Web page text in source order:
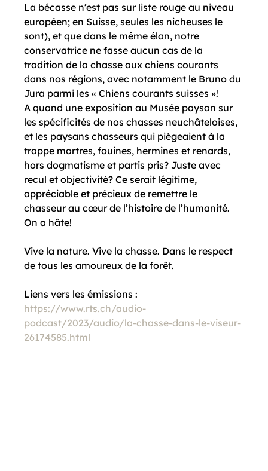
La bécasse n’est pas sur liste rouge au niveau
européen; en Suisse, seules les nicheuses le
sont), et que dans le même élan, notre
conservatrice ne fasse aucun cas de la
tradition de la chasse aux chiens courants
dans nos régions, avec notamment le Bruno du
Jura parmi les « Chiens courants suisses »!
A quand une exposition au Musée paysan sur
les spécificités de nos chasses neuchâteloises,
et les paysans chasseurs qui piégeaient à la
trappe martres, fouines, hermines et renards,
hors dogmatisme et partis pris? Juste avec
recul et objectivité? Ce serait légitime,
appréciable et précieux de remettre le
chasseur au cœur de l’histoire de l’humanité.
On a hâte!
Vive la nature. Vive la chasse. Dans le respect
de tous les amoureux de la forêt.
https://www.rts.ch/audio-
podcast/2023/audio/la-chasse-dans-le-viseur-
26174585.html